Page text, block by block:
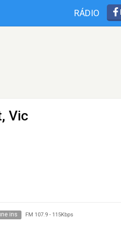
RÁDIO
Vic
ins FM 107.9- 115Kbps